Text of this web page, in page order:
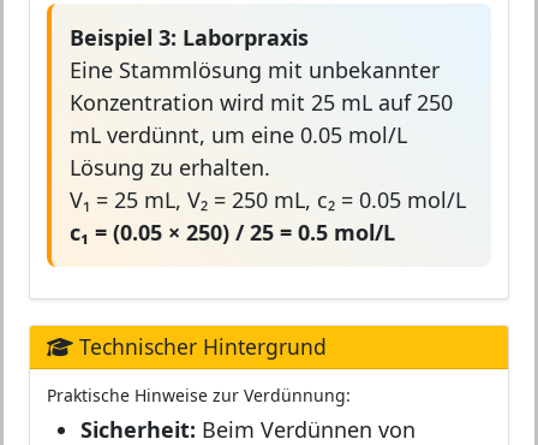
Beispiel 3: Laborpraxis
Eine Stammlösung mit unbekannter
Konzentration wird mit 25 mL auf 250
mL verdünnt, um eine 0.05 mol/L
Lösung zu erhalten.
V₁ = 25 mL, V₂ = 250 mL, c₂ = 0.05 mol/L
c₁ = (0.05 × 250) / 25 = 0.5 mol/L
Technischer Hintergrund
Praktische Hinweise zur Verdünnung:
Sicherheit: Beim Verdünnen von